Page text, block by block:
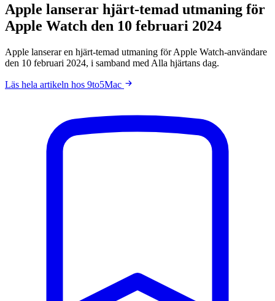
Apple lanserar hjärt-temad utmaning för
Apple Watch den 10 februari 2024
Apple lanserar en hjärt-temad utmaning för Apple Watch-användare
den 10 februari 2024, i samband med Alla hjärtans dag.
Läs hela artikeln hos 9to5Mac